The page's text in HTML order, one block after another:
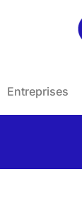
Entreprises